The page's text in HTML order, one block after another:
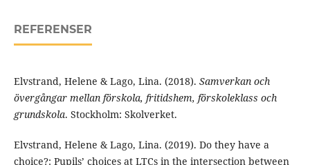
REFERENSER
Elvstrand, Helene & Lago, Lina. (2018). Samverkan och
övergångar mellan förskola, fritidshem, förskoleklass och
grundskola. Stockholm: Skolverket.
Elvstrand, Helene & Lago, Lina. (2019). Do they have a
choice?: Pupils’ choices at LTCs in the intersection between